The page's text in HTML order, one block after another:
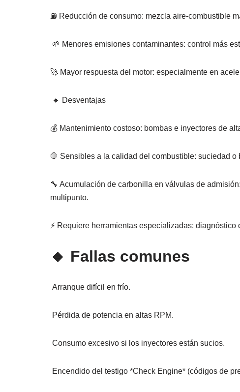
⛽ Reducción de consumo: mezcla aire-combustible
🌱 Menores emisiones contaminantes: control más
🚀 Mayor respuesta del motor: especialmente en
🔹 Desventajas
💰 Mantenimiento costoso: bombas e inyectores de
🛑 Sensibles a la calidad del combustible: suciedad o
🔧 Acumulación de carbonilla en válvulas de
multipunto.
⚡ Requiere herramientas especializadas:
🔹 Fallas comunes
Arranque difícil en frío.
Pérdida de potencia en altas RPM.
Consumo excesivo si los inyectores están sucios.
Encendido del testigo *Check Engine* (códigos de